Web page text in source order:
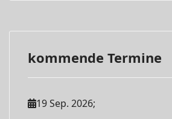
kommende Termine
19 Sep. 2026;